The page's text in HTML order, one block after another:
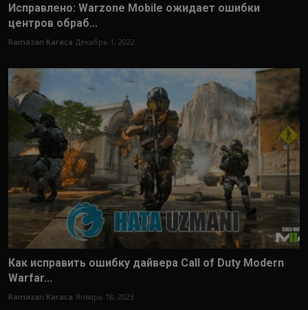
Исправлено: Warzone Mobile ожидает ошибки
центров обраб...
Ramazan Karaca Декабрь 1, 2022
Как исправить ошибку дайвера Call of Duty Modern
Warfar...
Ramazan Karaca Январь 18, 2023